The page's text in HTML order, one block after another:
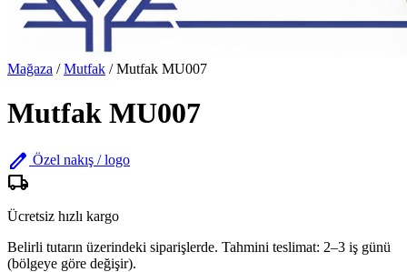
Mağaza / Mutfak / Mutfak MU007
Mutfak MU007
edit Özel nakış / logo
local_shipping
Ücretsiz hızlı kargo
Belirli tutarın üzerindeki siparişlerde. Tahmini teslimat: 2–3 iş günü
(bölgeye göre değişir).